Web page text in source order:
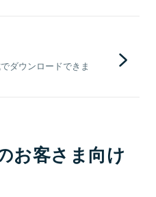
ダウンロードできま
お客さま向け